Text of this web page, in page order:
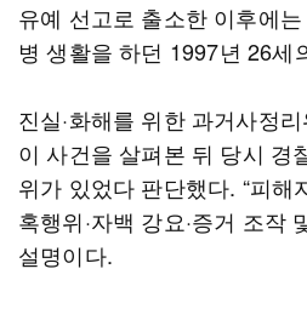
유예 선고로 출소한 이후에
병 생활을 하던 1997년 26세
진실·화해를 위한 과거사정
이 사건을 살펴본 뒤 당시 경
위가 있었다 판단했다. “피해
혹행위·자백 강요·증거 조작
설명이다.